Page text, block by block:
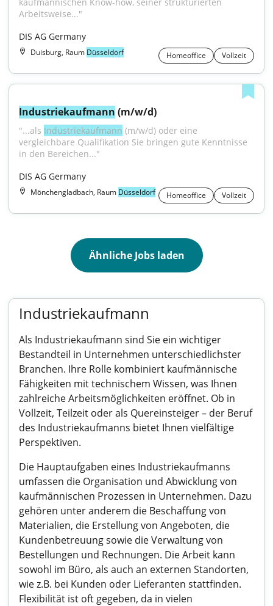
Arbeitsweise..."
DIS AG Germany
Duisburg, Raum Düsseldorf Homeoffice Vollzeit
Industriekaufmann (m/w/d)
"...als Industriekaufmann (m/w/d) oder eine
vergleichbare Qualifikation Sie bringen gute Kenntnisse
in den Bereichen..."
DIS AG Germany
Mönchengladbach, Raum Düsseldorf Homeoffice Vollzeit
Ähnliche Jobs laden
Industriekaufmann
Als Industriekaufmann sind Sie ein wichtiger
Bestandteil in Unternehmen unterschiedlichster
Branchen. Ihre Rolle kombiniert kaufmännische
Fähigkeiten mit technischem Wissen, was Ihnen
zahlreiche Arbeitsmöglichkeiten eröffnet. Ob in
Vollzeit, Teilzeit oder als Quereinsteiger – der Beruf
des Industriekaufmanns bietet Ihnen vielfältige
Perspektiven.
Die Hauptaufgaben eines Industriekaufmanns
umfassen die Organisation und Abwicklung von
kaufmännischen Prozessen in Unternehmen. Dazu
gehören unter anderem die Beschaffung von
Materialien, die Erstellung von Angeboten, die
Kundenbetreuung sowie die Verwaltung von
Bestellungen und Rechnungen. Die Arbeit kann
sowohl im Büro, als auch an externen Standorten,
wie z.B. bei Kunden oder Lieferanten stattfinden.
Flexibilität ist oft gegeben, da in vielen